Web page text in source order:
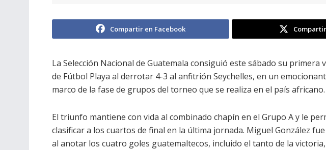
Compartir en Facebook
La Selección Nacional de Guatemala consiguió este sábado su primera
de Fútbol Playa al derrotar 4-3 al anfitrión Seychelles, en un
marco de la fase de grupos del torneo que se realiza en el país africano.
El triunfo mantiene con vida al combinado chapín en el Grupo A y le
clasificar a los cuartos de final en la última jornada. Miguel González
al anotar los cuatro goles guatemaltecos, incluido el tanto de la